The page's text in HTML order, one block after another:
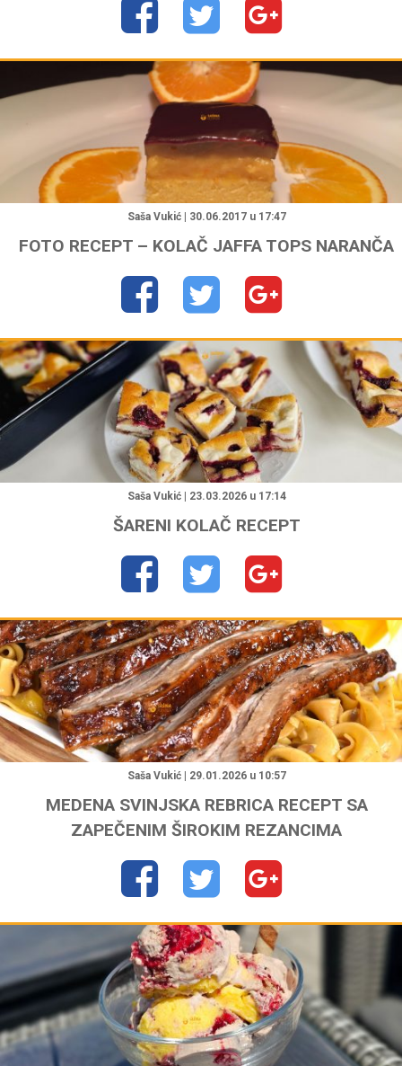
"
Saša Vukić | 30.06.2017 u 17:47
FOTO RECEPT – KOLAČ JAFFA TOPS NARANČA
"
Saša Vukić | 23.03.2026 u 17:14
ŠARENI KOLAČ RECEPT
"
Saša Vukić | 29.01.2026 u 10:57
MEDENA SVINJSKA REBRICA RECEPT SA
ZAPEČENIM ŠIROKIM REZANCIMA
"